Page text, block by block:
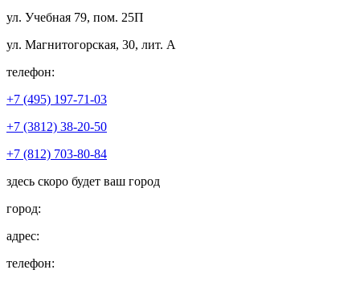
ул. Учебная 79, пом. 25П
ул. Магнитогорская, 30, лит. А
телефон:
+7 (495) 197-71-03
+7 (3812) 38-20-50
+7 (812) 703-80-84
здесь скоро будет ваш город
город:
адрес:
телефон: